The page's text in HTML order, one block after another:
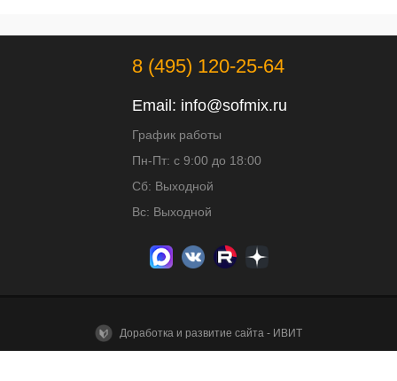
8 (495) 120-25-64
Email: info@sofmix.ru
График работы
Пн-Пт: с 9:00 до 18:00
Сб: Выходной
Вс: Выходной
Доработка и развитие сайта - ИВИТ